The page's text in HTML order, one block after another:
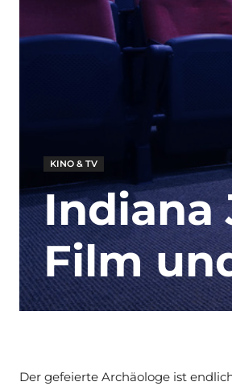
KINO & TV
Indiana
Film
Der gefeierte Archäologe ist